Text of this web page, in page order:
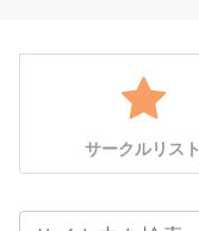
サークルリスト